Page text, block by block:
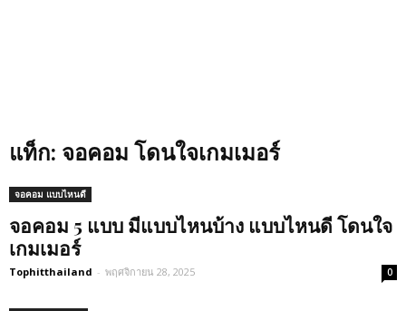
แท็ก: จอคอม โดนใจเกมเมอร์
จอคอม แบบไหนดี
จอคอม 5 แบบ มีแบบไหนบ้าง แบบไหนดี โดนใจ
เกมเมอร์
Tophitthailand - พฤศจิกายน 28, 2025 0